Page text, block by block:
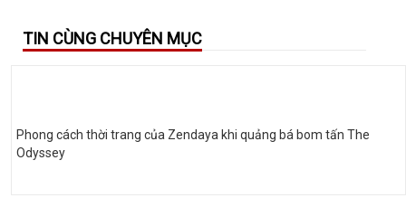
TIN CÙNG CHUYÊN MỤC
Phong cách thời trang của Zendaya khi quảng bá bom tấn The
Odyssey